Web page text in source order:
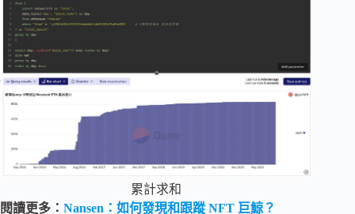
累計求和
閱讀更多： Nansen：如何發現和跟蹤 NFT 巨鯨？